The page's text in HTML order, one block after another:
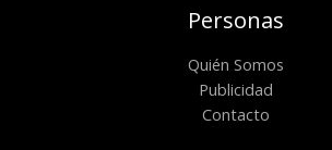
Personas
Quién Somos
Publicidad
Contacto